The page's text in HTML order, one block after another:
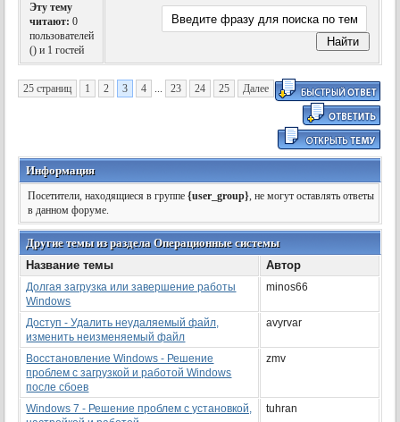
Эту тему
читают: 0
пользователей
() и 1 гостей
25 страниц 1 2 3 4 ... 23 24 25 Далее
Информация
Посетители, находящиеся в группе{user_group}, не могут оставлять ответы
в данном форуме.
Другие темы из раздела Операционные системы
Название темы
Автор
Долгая загрузка или завершение работы
Windows
minos66
Доступ - Удалить неудаляемый файл,
изменить неизменяемый файл
avyrvar
Восстановление Windows - Решение
проблем с загрузкой и работой Windows
после сбоев
zmv
Windows 7 - Решение проблем с установкой,
tuhran